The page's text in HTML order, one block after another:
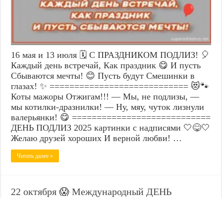
16 мая и 13 июля 🗓️ С ПРАЗДНИКОМ ПОДЛИЗ! 🎈
Каждый день встречай, Как праздник 😋 И пусть
Сбываются мечты! 😊 Пусть будут Смешинки в
глазах! ✨ ============================ 😻🐾
Коты мажоры Отжигам!!! — Мы, не подлизы, —
мы котилки-дразнилки! — Ну, мяу, чуток лизнули
валерьянки! 😋 ============================
ДЕНЬ ПОДЛИЗ 2025 картинки с надписями 🤍😋🤍
Желаю друзей хороших И верной любви! …
Читать далее »
22 октября 😱 Международный ДЕНЬ